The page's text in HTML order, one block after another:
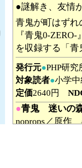
●謎解き、友情
青鬼が町はず
『青鬼0-
を収録する「
発行元●PHP研
対象読者●小学
定価2640円
●青鬼 迷いの
noprops／原作